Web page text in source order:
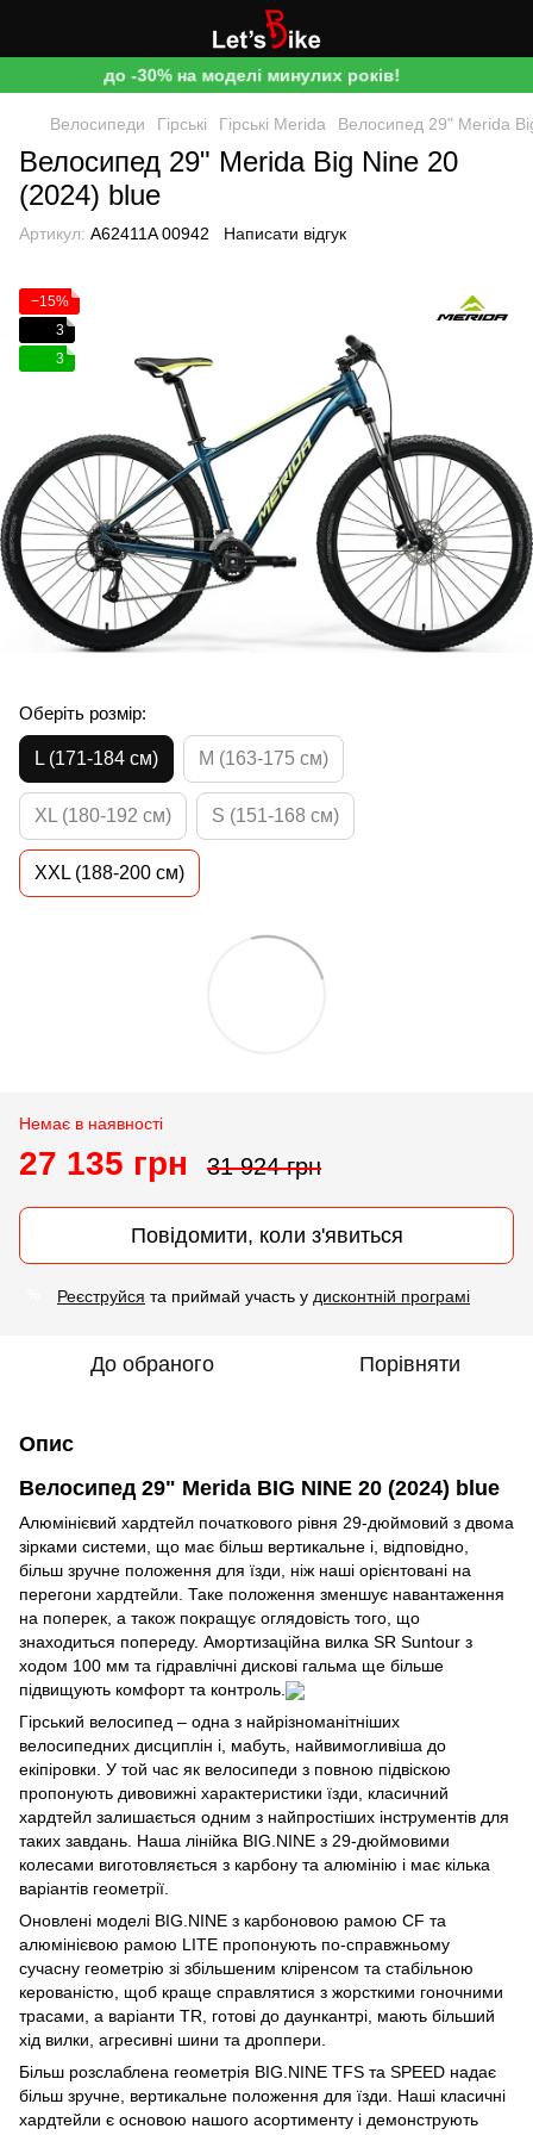
до -30% на моделі минулих років!
Велосипеди Гірські Гірські Merida Велосипед 29" Merida
Велосипед 29" Merida Big Nine 20
(2024) blue
Артикул: A62411A 00942 Написати відгук
−15%
3
3
Оберіть розмір:
L (171-184 см) M (163-175 см)
XL (180-192 см) S (151-168 см)
XXL (188-200 см)
Немає в наявності
27 135 грн 31 924 грн
Повідомити, коли з'явиться
Реєструйся та приймай участь у дисконтній програмі
До обраного Порівняти
Опис
Велосипед 29" Merida BIG NINE 20 (2024) blue
Алюмінієвий хардтейл початкового рівня 29-дюймовий з двома
зірками системи, що має більш вертикальне і, відповідно,
більш зручне положення для їзди, ніж наші орієнтовані на
перегони хардтейли. Таке положення зменшує навантаження
на поперек, а також покращує оглядовість того, що
знаходиться попереду. Амортизаційна вилка SR Suntour з
ходом 100 мм та гідравлічні дискові гальма ще більше
підвищують комфорт та контроль.
Гірський велосипед – одна з найрізноманітніших
велосипедних дисциплін і, мабуть, найвимогливіша до
екіпіровки. У той час як велосипеди з повною підвіскою
пропонують дивовижні характеристики їзди, класичний
хардтейл залишається одним з найпростіших інструментів для
таких завдань. Наша лінійка BIG.NINE з 29-дюймовими
колесами виготовляється з карбону та алюмінію і має кілька
варіантів геометрії.
Оновлені моделі BIG.NINE з карбоновою рамою CF та
алюмінієвою рамою LITE пропонують по-справжньому
сучасну геометрію зі збільшеним кліренсом та стабільною
керованістю, щоб краще справлятися з жорсткими гоночними
трасами, а варіанти TR, готові до даункантрі, мають більший
хід вилки, агресивні шини та дроппери.
Більш розслаблена геометрія BIG.NINE TFS та SPEED надає
більш зручне, вертикальне положення для їзди. Наші класичні
хардтейли є основою нашого асортименту і демонструють